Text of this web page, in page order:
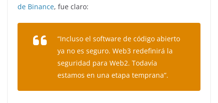
de Binance, fue claro:
“Incluso el software de código abierto
ya no es seguro. Web3 redefinirá la
seguridad para Web2. Todavía
estamos en una etapa temprana”.